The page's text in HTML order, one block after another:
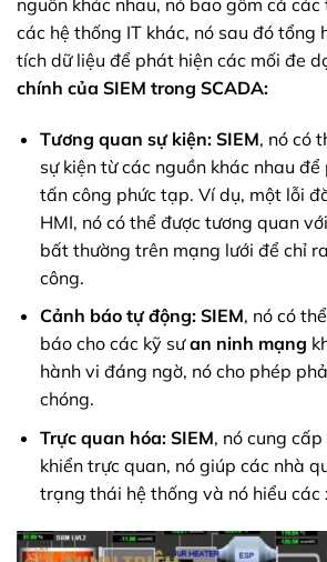
nguồn khác nhau, nó bao gồm cả
các hệ thống IT khác, nó sau đó tổng
tích dữ liệu để phát hiện các mối đe
chính của SIEM trong SCADA:
Tương quan sự kiện: SIEM, nó có
sự kiện từ các nguồn khác nhau
tấn công phức tạp. Ví dụ, một lỗi
HMI, nó có thể được tương quan
bất thường trên mạng lưới để chỉ
công.
Cảnh báo tự động: SIEM, nó có
báo cho các kỹ sưan ninh mạng
hành vi đáng ngờ, nó cho phép
chóng.
Trực quan hóa: SIEM, nó cung
khiển trực quan, nó giúp các nhà
trạng thái hệ thống và nó hiểu các